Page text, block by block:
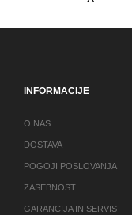
INFORMACIJE
O NAS
DOSTAVA
POGOJI POSLOVANJA
ZASEBNOST
GARANCIJA IN SERVIS